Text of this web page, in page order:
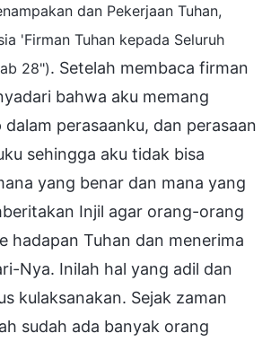
dan Pekerjaan Tuhan,
'Firman Tuhan kepada Seluruh
28"). Setelah membaca firman
bahwa aku memang
dalam perasaanku, dan perasaan
sehingga aku tidak bisa
yang benar dan mana yang
Injil agar orang-orang
hadapan Tuhan dan menerima
Nya. Inilah hal yang adil dan
kulaksanakan. Sejak zaman
sudah ada banyak orang